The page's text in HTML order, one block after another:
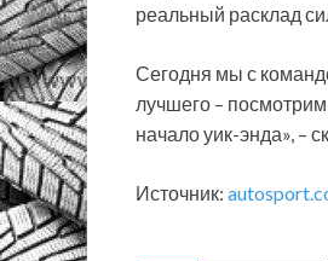
реальный расклад
Сегодня мы с
лучшего –
начало уик-энда», –
Источник: